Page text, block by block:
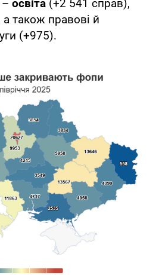
освіта (+2 541 справ),
також правові й
(+975).